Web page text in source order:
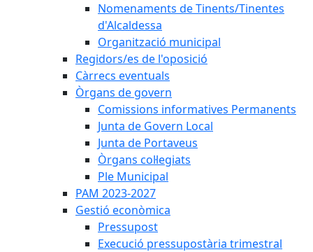
Nomenaments de Tinents/Tinentes
d'Alcaldessa
Organització municipal
Regidors/es de l'oposició
Càrrecs eventuals
Òrgans de govern
Comissions informatives Permanents
Junta de Govern Local
Junta de Portaveus
Òrgans col·legiats
Ple Municipal
PAM 2023-2027
Gestió econòmica
Pressupost
Execució pressupostària trimestral